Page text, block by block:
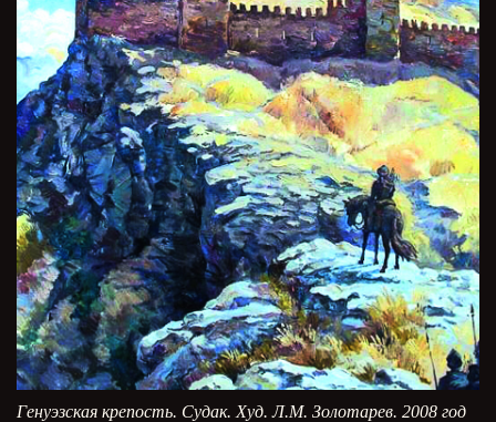
Генуэзская крепость. Судак. Худ. Л.М. Золотарев. 2008 год